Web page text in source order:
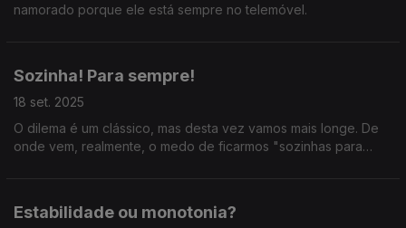
namorado porque ele está sempre no telemóvel.
Sozinha! Para sempre!
18 set. 2025
O dilema é um clássico, mas desta vez vamos mais longe. De
onde vem, realmente, o medo de ficarmos "sozinhas para
Estabilidade ou monotonia?